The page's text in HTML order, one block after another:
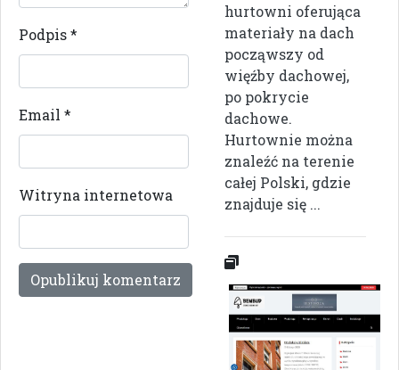
Podpis*
Email *
Witryna internetowa
hurtowni oferująca
materiały na dach
począwszy od
więźby dachowej,
po pokrycie
dachowe.
Hurtownie można
znaleźć na terenie
całej Polski, gdzie
znajduje się ...